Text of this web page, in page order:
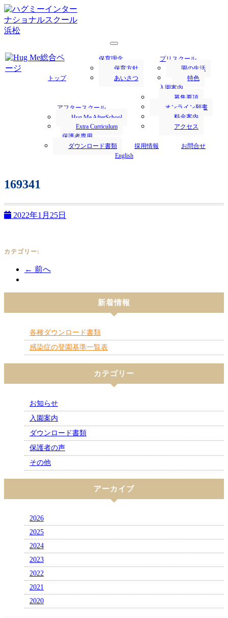
浜松の保育園／Hug Me International
School｜ハグミー・インターナショナ
浜松市にあるハグミー・インターナショナルスクールでは、
1才からの英語保育を行います。
トップ
保育理念
保育方針
あいさつ
プリスクール
園の生活
特色
アフタースクール
Hug Me AfterSchool
Extra Curriculum
入園案内
募集要項
オンライン願書
料金案内
アクセス
保護者専用
ダウンロード書類
採用情報
お問合せ
English
169341
2022年1月25日
カテゴリー:
← 前へ
新着情報
各種ダウンロード書類
感染症の登園基準一覧表
カテゴリー
お知らせ
入園案内
ダウンロード書類
保護者の声
その他
アーカイブ
2026
2025
2024
2023
2022
2021
2020